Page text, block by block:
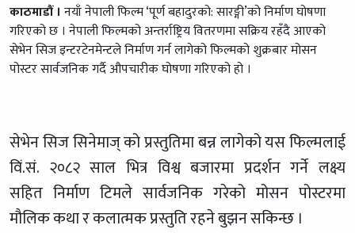
काठमाडौं । नयाँ नेपाली फिल्म ‘पूर्ण बहादुरको: सारङ्गी’को निर्माण घोषणा
गरिएको छ । नेपाली फिल्मको अन्तर्राष्ट्रिय वितरणमा सक्रिय रहँदै आएको
सेभेन सिज इन्टरटेनमेन्टले निर्माण गर्न लागेको फिल्मको शुक्रबार मोसन
पोस्टर सार्वजनिक गर्दै औपचारीक घोषणा गरिएको हो ।
सेभेन सिज सिनेमाज् को प्रस्तुतिमा बन्न लागेको यस फिल्मलाई
विं.सं. २०८२ साल भित्र विश्व बजारमा प्रदर्शन गर्ने लक्ष्य
सहित निर्माण टिमले सार्वजनिक गरेको मोसन पोस्टरमा
मौलिक कथा र कलात्मक प्रस्तुति रहने बुझन सकिन्छ ।